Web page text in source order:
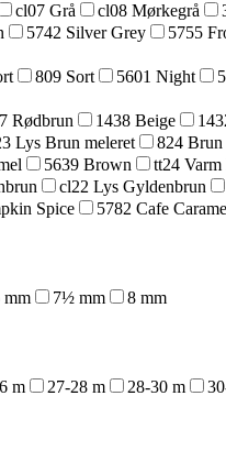
cl07 Grå cl08 Mørkegrå
5742 Silver Grey 5755
809 Sort 5601 Night
Rødbrun 1438 Beige
Lys Brun meleret 824 Brun
5639 Brown tt24
cl22 Lys Gyldenbrun
Spice 5782 Cafe
mm 7½ mm 8 mm
m 27-28 m 28-30 m